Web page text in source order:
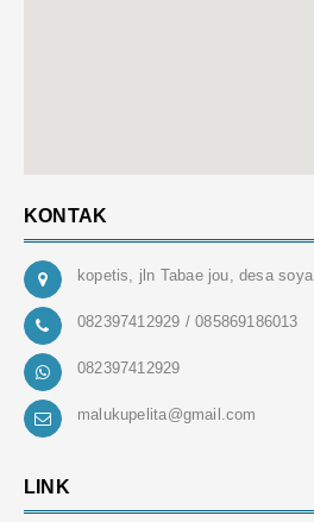
KONTAK
kopetis, jln Tabae jou, desa soya
082397412929 / 085869186013
082397412929
malukupelita@gmail.com
LINK